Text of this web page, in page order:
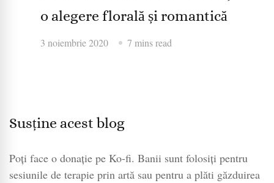
o alegere florală și romantică
3 noiembrie 2020 7 mins read
Susține acest blog
Poți face o donație pe Ko-fi. Banii sunt folosiți pentru
sesiunile de terapie prin artă sau pentru a plăti găzduirea